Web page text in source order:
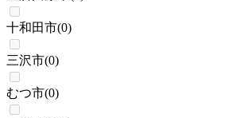
十和田市(0)
三沢市(0)
むつ市(0)